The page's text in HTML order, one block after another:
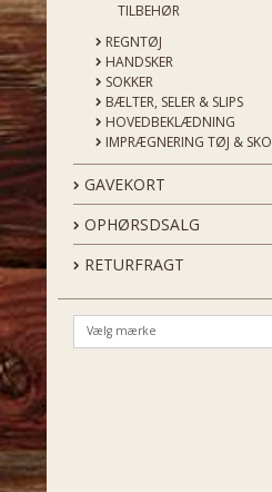
TILBEHØR
REGNTØJ
HANDSKER
SOKKER
BÆLTER, SELER & SLIPS
HOVEDBEKLÆDNING
IMPRÆGNERING TØJ & SKO
GAVEKORT
OPHØRSDSALG
RETURFRAGT